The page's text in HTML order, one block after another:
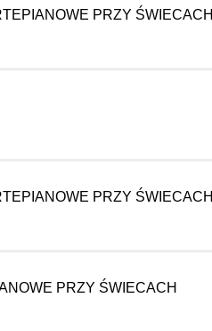
PRZY ŚWIECACH
PRZY ŚWIECACH
PRZY ŚWIECACH